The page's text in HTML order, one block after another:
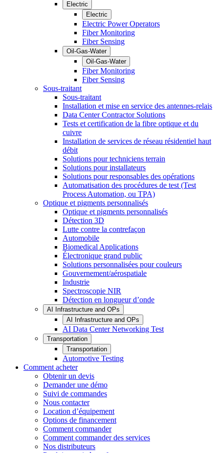
Electric
Electric
Electric Power Operators
Fiber Monitoring
Fiber Sensing
Oil-Gas-Water
Oil-Gas-Water
Fiber Monitoring
Fiber Sensing
Sous-traitant
Sous-traitant
Installation et mise en service des antennes-relais
Data Center Contractor Solutions
Tests et certification de la fibre optique et du
cuivre
Installation de services de réseau résidentiel haut
débit
Solutions pour techniciens terrain
Solutions pour installateurs
Solutions pour responsables des opérations
Automatisation des procédures de test (Test
Process Automation, ou TPA)
Optique et pigments personnalisés
Optique et pigments personnalisés
Détection 3D
Lutte contre la contrefaçon
Automobile
Biomedical Applications
Électronique grand public
Solutions personnalisées pour couleurs
Gouvernement/aérospatiale
Industrie
Spectroscopie NIR
Détection en longueur d’onde
AI Infrastructure and OPs
AI Infrastructure and OPs
AI Data Center Networking Test
Transportation
Transportation
Automotive Testing
Comment acheter
Obtenir un devis
Demander une démo
Suivi de commandes
Nous contacter
Location d’équipement
Options de financement
Comment commander
Comment commander des services
Nos distributeurs